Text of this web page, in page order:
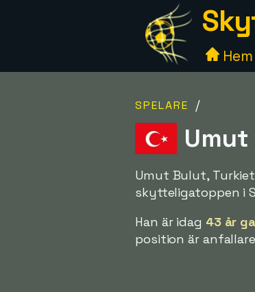
Hem
SPELARE /
Umut Bulut,
skytteligatoppen i
Han är idag 43 år
position är